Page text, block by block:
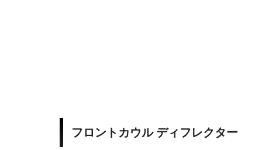
フロントカウル ディフレクター